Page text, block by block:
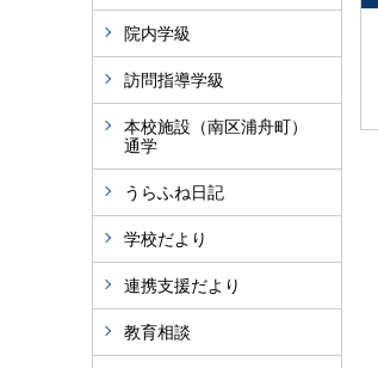
院内学級
訪問指導学級
本校施設（南区浦舟町）
通学
うらふね日記
学校だより
連携支援だより
教育相談